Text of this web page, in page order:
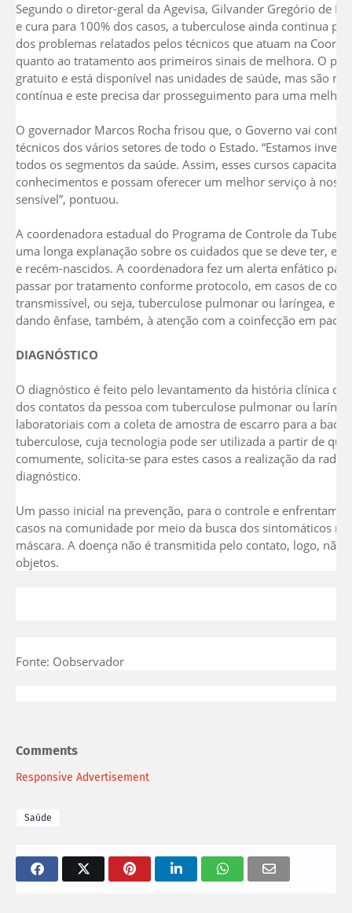
Segundo o diretor-geral da Agevisa, Gilvander Gregório de
e cura para 100% dos casos, a tuberculose ainda continua
dos problemas relatados pelos técnicos que atuam na
quanto ao tratamento aos primeiros sinais de melhora. O
gratuito e está disponível nas unidades de saúde, mas são
contínua e este precisa dar prosseguimento para uma
O governador Marcos Rocha frisou que, o Governo vai
técnicos dos vários setores de todo o Estado. “Estamos
todos os segmentos da saúde. Assim, esses cursos
conhecimentos e possam oferecer um melhor serviço à
sensível”, pontuou.
A coordenadora estadual do Programa de Controle da
uma longa explanação sobre os cuidados que se deve ter,
e recém-nascidos. A coordenadora fez um alerta enfático
passar por tratamento conforme protocolo, em casos de
transmissível, ou seja, tuberculose pulmonar ou laríngea, e
dando ênfase, também, à atenção com a coinfecção em
DIAGNÓSTICO
O diagnóstico é feito pelo levantamento da história clínica da
dos contatos da pessoa com tuberculose pulmonar ou
laboratoriais com a coleta de amostra de escarro para a
tuberculose, cuja tecnologia pode ser utilizada a partir de
comumente, solicita-se para estes casos a realização da
diagnóstico.
Um passo inicial na prevenção, para o controle e
casos na comunidade por meio da busca dos sintomáticos
máscara. A doença não é transmitida pelo contato, logo, não
objetos.
Fonte: Oobservador
Comments
Responsive Advertisement
Saúde